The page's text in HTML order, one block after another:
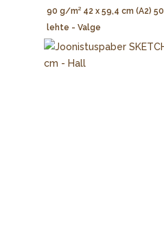
90 g/m² 42 x 59,4 cm (A2) 50
lehte - Valge